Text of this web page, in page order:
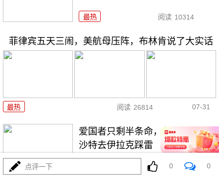
最热 阅读 10314
菲律宾五天三闹，美航母压阵，布林肯说了大实话
最热 阅读 26814 07-31
爱国者只剩半条命，美军却拉着
沙特去伊拉克踩雷
阅读 11829
点评一下 0 0